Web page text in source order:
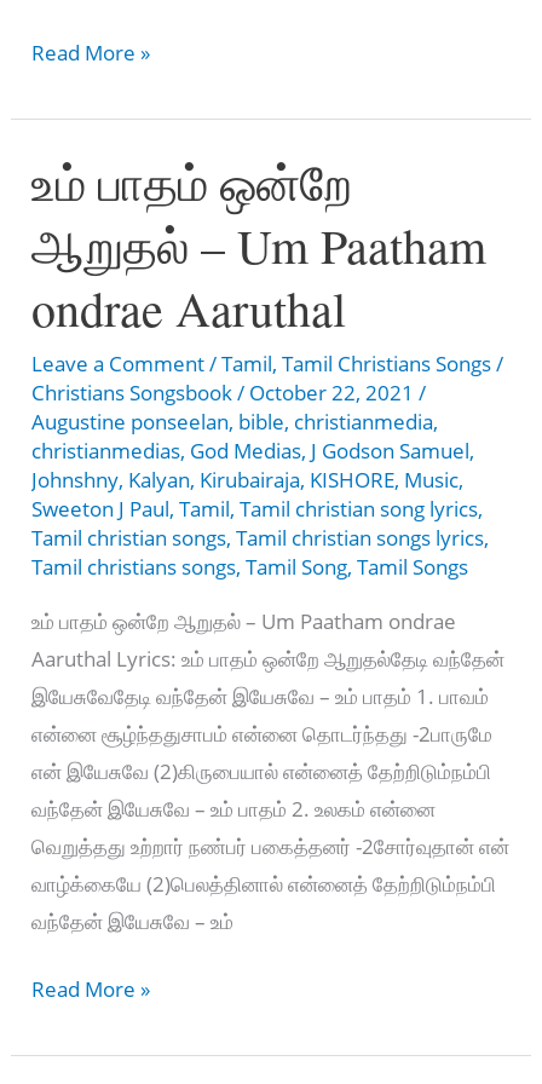
உனக்கு
இறைவனின்
Unakku
Kidaitha
Iraivanain
Kodaiyai
Read More »
உம் பாதம் ஒன்றே
ஆறுதல் – Um Paatham
ondrae Aaruthal
Leave a Comment/Tamil,Tamil Christians Songs/
Christians Songsbook/ October 22, 2021/
Augustine ponseelan, bible, christianmedia,
christianmedias, God Medias, J Godson Samuel,
Johnshny, Kalyan, Kirubairaja, KISHORE, Music,
Sweeton J Paul,Tamil,Tamil christian song lyrics,
Tamil christian songs,Tamil christian songs lyrics,
Tamil christians songs,Tamil Song,Tamil Songs
உம் பாதம் ஒன்றே ஆறுதல் – Um Paatham ondrae
Aaruthal Lyrics: உம் பாதம் ஒன்றே ஆறுதல்தேடி வந்தேன்
இயேசுவேதேடி வந்தேன் இயேசுவே – உம் பாதம் 1. பாவம்
என்னை சூழ்ந்ததுசாபம் என்னை தொடர்ந்தது -2பாருமே
என் இயேசுவே (2)கிருபையால் என்னைத் தேற்றிடும்நம்பி
வந்தேன் இயேசுவே – உம் பாதம் 2. உலகம் என்னை
வெறுத்தது உற்றார் நண்பர் பகைத்தனர் -2சோர்வுதான் என்
வாழ்க்கையே (2)பெலத்தினால் என்னைத் தேற்றிடும்நம்பி
வந்தேன் இயேசுவே – உம்
உம்
ஒன்றே
Read More »